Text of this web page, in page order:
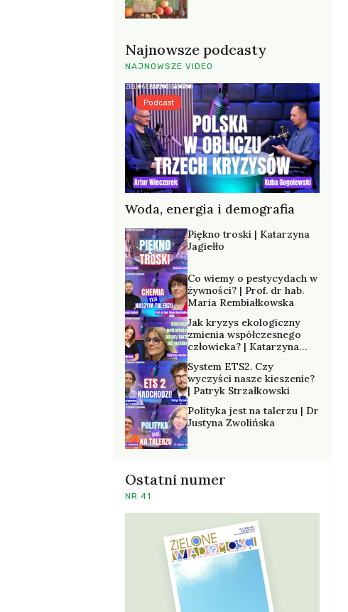
Najnowsze podcasty
NAJNOWSZE VIDEO
Woda, energia i demografia
Podcast
Piękno troski | Katarzyna
Jagiełło
Co wiemy o pestycydach w
żywności? | Prof. dr hab.
Maria Rembiałkowska
Jak kryzys ekologiczny
zmienia współczesnego
człowieka? | Katarzyna
System ETS2. Czy
wyczyści nasze kieszenie?
| Patryk Strzałkowski
Polityka jest na talerzu | Dr
Justyna Zwolińska
Ostatni numer
NR 41